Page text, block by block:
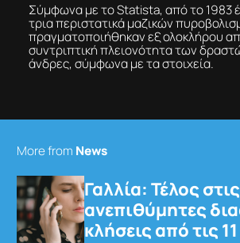
Σύμφωνα με το Statista, από το 1983
τρια περιστατικά μαζικών
πραγματοποιήθηκαν εξ ολοκλήρου
συντριπτική πλειονότητα των
άνδρες, σύμφωνα με τα στοιχεία.
More from News
Γαλλία: Τέλος στις
ανεπιθύμητες
κλήσεις από τις